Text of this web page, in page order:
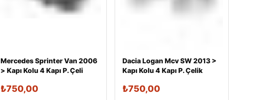
Mercedes Sprinter Van 2006
> Kapı Kolu 4 Kapı P. Çeli
₺750,00
Dacia Logan Mcv SW 2013 >
Kapı Kolu 4 Kapı P. Çelik
₺750,00